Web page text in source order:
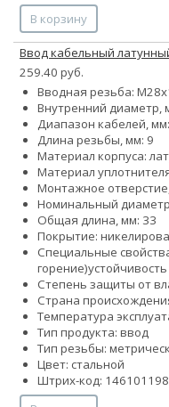
В корзину
Ввод кабельный
259.40 руб.
Вводная резьба:
Внутренний диаметр,
Диапазон кабелей,
Длина резьбы, мм: 9
Материал корпуса:
Материал
Монтажное
Номинальный
Общая длина, мм: 33
Покрытие:
Специальные
горение)
Степень защиты от
Страна
Температура
Тип продукта: ввод
Тип резьбы:
Цвет: стальной
Штрих-код: